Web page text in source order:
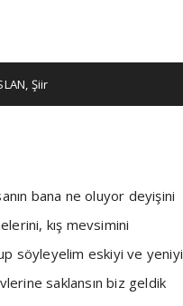
, Şiir
bana ne oluyor deyişini
kış mevsimini
söyleyelim eskiyi ve yeniyi
saklansın biz geldik